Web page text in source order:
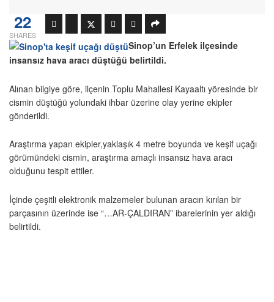
22
SHARES
Sinop’un Erfelek ilçesinde
insansız hava aracı düştüğü belirtildi.
Alınan bilgiye göre, ilçenin Toplu Mahallesi Kayaaltı yöresinde bir
cismin düştüğü yolundaki ihbar üzerine olay yerine ekipler
gönderildi.
Araştırma yapan ekipler,yaklaşık 4 metre boyunda ve keşif uçağı
görümündeki cismin, araştırma amaçlı insansız hava aracı
olduğunu tespit ettiler.
İçinde çeşitli elektronik malzemeler bulunan aracın kırılan bir
parçasının üzerinde ise “…AR-ÇALDIRAN” ibarelerinin yer aldığı
belirtildi.